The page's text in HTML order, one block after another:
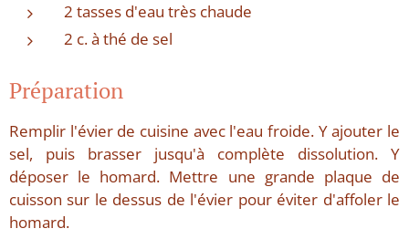
2 tasses d'eau très chaude
2 c. à thé de sel
Préparation
Remplir l'évier de cuisine avec l'eau froide. Y ajouter le
sel, puis brasser jusqu'à complète dissolution. Y
déposer le homard. Mettre une grande plaque de
cuisson sur le dessus de l'évier pour éviter d'affoler le
homard.